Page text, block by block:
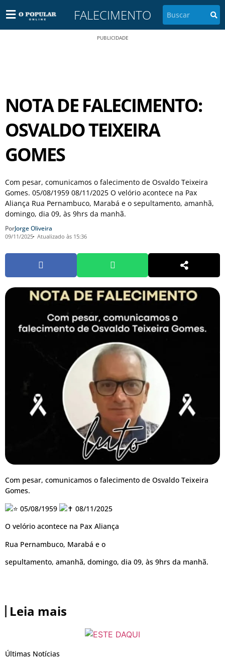
FALECIMENTO
PUBLICIDADE
NOTA DE FALECIMENTO:
OSVALDO TEIXEIRA
GOMES
Com pesar, comunicamos o falecimento de Osvaldo Teixeira
Gomes. 05/08/1959 08/11/2025 O velório acontece na Pax
Aliança Rua Pernambuco, Marabá e o sepultamento, amanhã,
domingo, dia 09, às 9hrs da manhã.
PorJorge Oliveira
09/11/2025 Atualizado às 15:36
Com pesar, comunicamos o falecimento de Osvaldo Teixeira
Gomes.
05/08/1959
08/11/2025
O velório acontece na Pax Aliança
Rua Pernambuco, Marabá e o
sepultamento, amanhã, domingo, dia 09, às 9hrs da manhã.
Leia mais
Últimas Notícias